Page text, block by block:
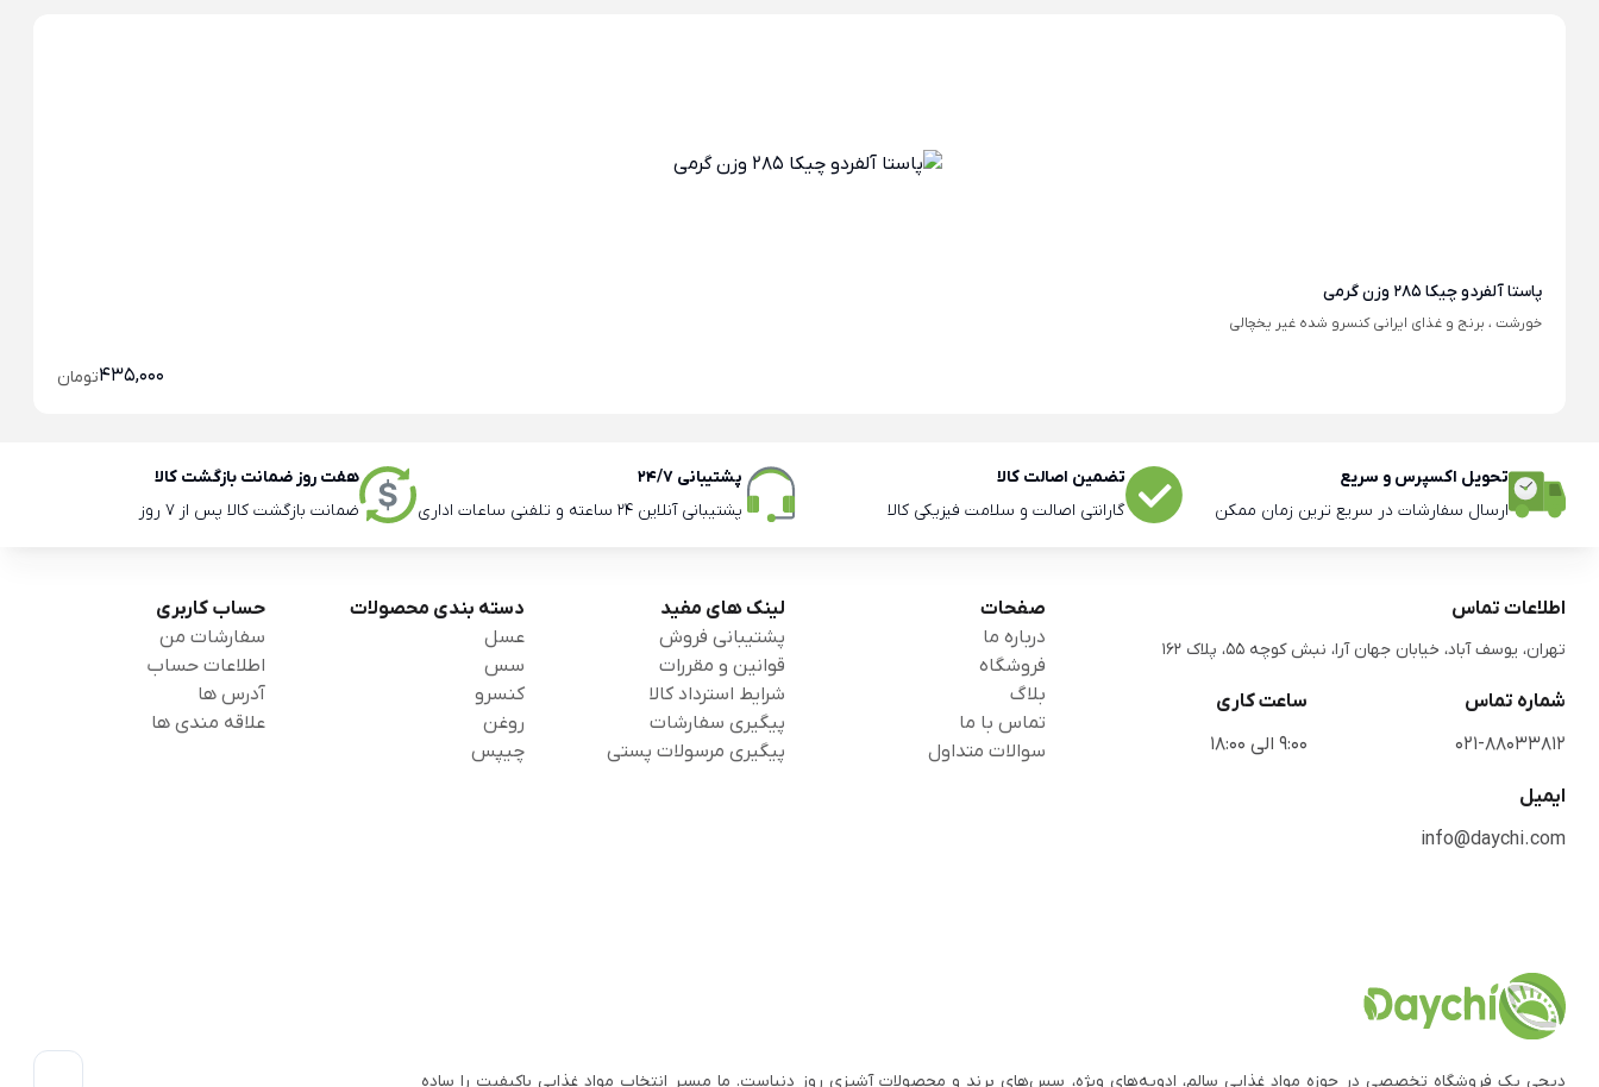
پاستا آلفردو چیکا 285 وزن گرمی
خورشت ، برنج و غذای ایرانی کنسرو شده غیر یخچالی
435,000تومان
تحویل اکسپرس و سریع
ارسال سفارشات در سریع ترین زمان ممکن
تضمین اصالت کالا
گارانتی اصالت و سلامت فیزیکی کالا
پشتیبانی 24/7
پشتیبانی آنلاین 24 ساعته و تلفنی ساعات اداری
هفت روز ضمانت بازگشت کالا
ضمانت بازگشت کالا پس از 7 روز
اطلاعات تماس
تهران، یوسف آباد، خیابان جهان آرا، نبش کوچه 55، پلاک 162
شماره تماس
021-88033812
ساعت کاری
9:00 الی 18:00
ایمیل
info@daychi.com
صفحات
درباره ما
فروشگاه
بلاگ
تماس با ما
سوالات متداول
لینک های مفید
پشتیبانی فروش
قوانین و مقررات
شرایط استرداد کالا
پیگیری سفارشات
پیگیری مرسولات پستی
دسته بندی محصولات
عسل
سس
کنسرو
روغن
چیپس
حساب کاربری
سفارشات من
اطلاعات حساب
آدرس ها
علاقه مندی ها
دیچی یک فروشگاه تخصصی در حوزه مواد غذایی سالم، ادویه‌های ویژه، سس‌های برند و محصولات آشپزی روز دنیاست. ما مسیر انتخاب مواد غذایی باکیفیت را ساده